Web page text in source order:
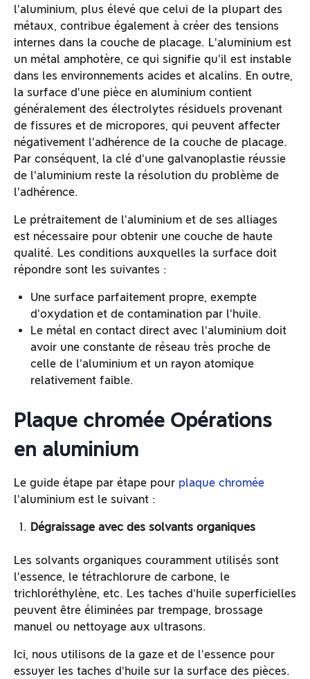
l'aluminium, plus élevé que celui de la plupart des
métaux, contribue également à créer des tensions
internes dans la couche de placage. L'aluminium est
un métal amphotère, ce qui signifie qu'il est instable
dans les environnements acides et alcalins. En outre,
la surface d'une pièce en aluminium contient
généralement des électrolytes résiduels provenant
de fissures et de micropores, qui peuvent affecter
négativement l'adhérence de la couche de placage.
Par conséquent, la clé d'une galvanoplastie réussie
de l'aluminium reste la résolution du problème de
l'adhérence.
Le prétraitement de l'aluminium et de ses alliages
est nécessaire pour obtenir une couche de haute
qualité. Les conditions auxquelles la surface doit
répondre sont les suivantes :
Une surface parfaitement propre, exempte
d'oxydation et de contamination par l'huile.
Le métal en contact direct avec l'aluminium doit
avoir une constante de réseau très proche de
celle de l'aluminium et un rayon atomique
relativement faible.
Plaque chromée Opérations
en aluminium
Le guide étape par étape pour plaque chromée
l'aluminium est le suivant :
Dégraissage avec des solvants organiques
Les solvants organiques couramment utilisés sont
l'essence, le tétrachlorure de carbone, le
trichloréthylène, etc. Les taches d'huile superficielles
peuvent être éliminées par trempage, brossage
manuel ou nettoyage aux ultrasons.
Ici, nous utilisons de la gaze et de l'essence pour
essuyer les taches d'huile sur la surface des pièces.